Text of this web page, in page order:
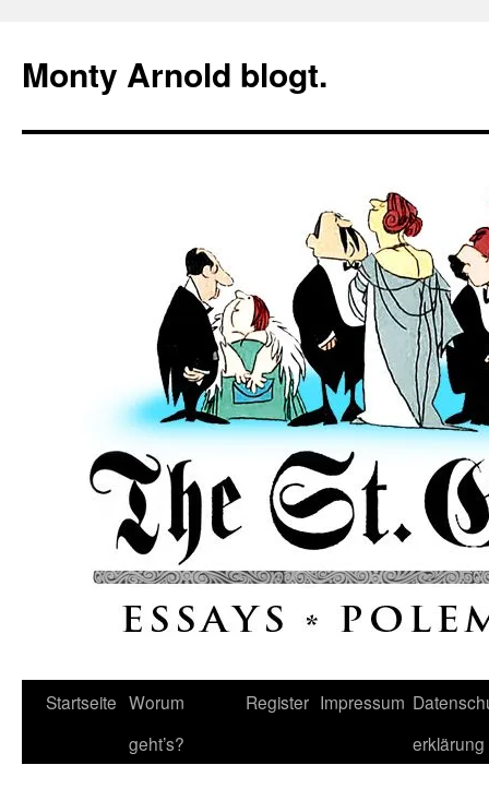
springen
Monty Arnold blogt.
Startseite Worum
geht’s?
Register Impressum
erklärung